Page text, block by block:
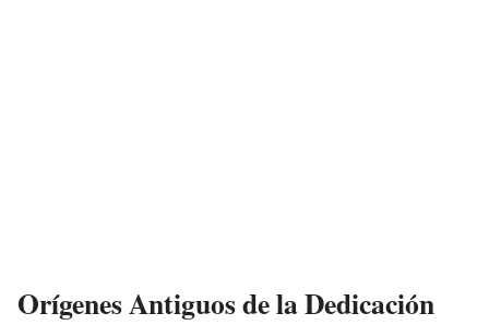
Orígenes Antiguos de la Dedicación